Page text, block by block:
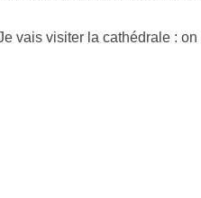
vais visiter la cathédrale :